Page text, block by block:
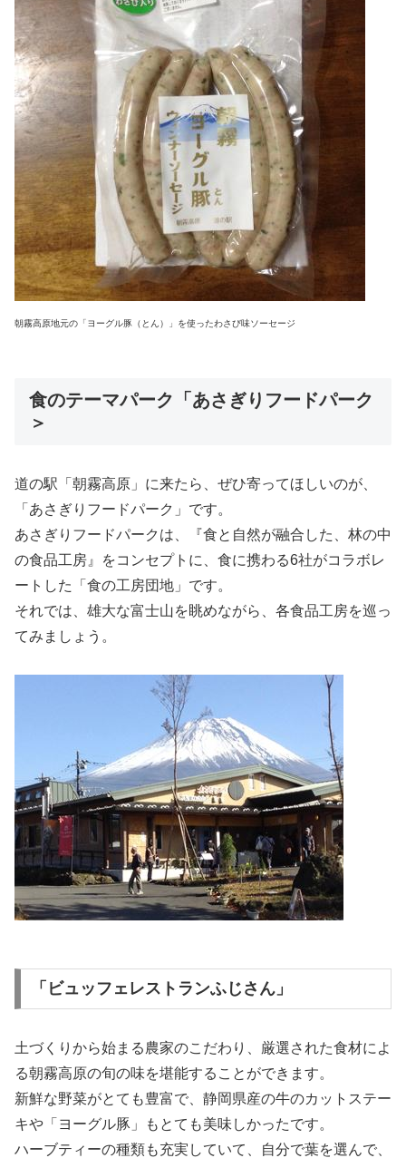
朝霧高原地元の「ヨーグル豚（とん）」を使ったわさび味ソーセージ
食のテーマパーク「あさぎりフードパーク
＞
道の駅「朝霧高原」に来たら、ぜひ寄ってほしいのが、
「あさぎりフードパーク」です。
あさぎりフードパークは、『食と自然が融合した、林の中
の食品工房』をコンセプトに、食に携わる6社がコラボレ
ートした「食の工房団地」です。
それでは、雄大な富士山を眺めながら、各食品工房を巡っ
てみましょう。
「ビュッフェレストランふじさん」
土づくりから始まる農家のこだわり、厳選された食材によ
る朝霧高原の旬の味を堪能することができます。
新鮮な野菜がとても豊富で、静岡県産の牛のカットステー
キや「ヨーグル豚」もとても美味しかったです。
ハーブティーの種類も充実していて、自分で葉を選んで、